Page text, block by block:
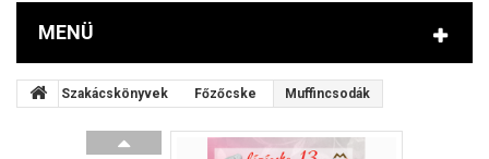
MENÜ
Szakácskönyvek Főzőcske Muffincsodák